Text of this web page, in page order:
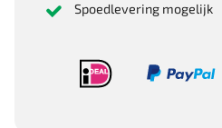
Spoedlevering mogelijk